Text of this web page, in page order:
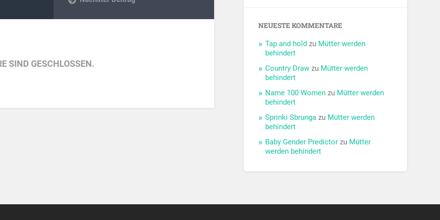
SIND GESCHLOSSEN.
NEUESTE KOMMENTARE
Tap and hold zu Mütter werden
behindert
Country Draw zu Mütter werden
behindert
Name 100 Women zu Mütter werden
behindert
Sprinki Sbrunga zu Mütter werden
behindert
Baby Gender Predictor zu Mütter
werden behindert